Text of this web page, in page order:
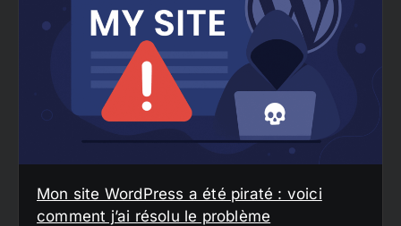
Mon site WordPress a été piraté : voici
comment j’ai résolu le problème